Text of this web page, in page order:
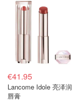
€41.95
Lancome Idole 亮泽润
唇膏